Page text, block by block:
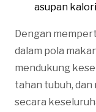
asupan
Dengan
dalam pola
mendukung
tahan tubuh,
secara